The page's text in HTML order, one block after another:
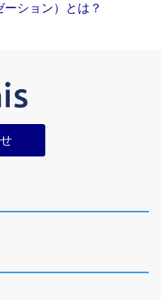
ション）とは？